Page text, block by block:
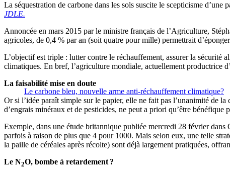
La séquestration de carbone dans les sols suscite le scepticisme
JDLE.
Annoncée en mars 2015 par le ministre français de l’Agriculture,
agricoles, de 0,4 % par an (soit quatre pour mille) permettrait
L’objectif est triple : lutter contre le réchauffement, assurer la sécurité
climatiques. En bref, l’agriculture mondiale, actuellement productrice
Le carbone bleu, nouvelle arme anti-réchauffement climatique?
La faisabilité mise en doute
Or si l’idée paraît simple sur le papier, elle ne fait pas l’unanimité de
d’engrais minéraux et de pesticides, ne peut a priori qu’être
Exemple, dans une étude britannique publiée mercredi 28 février
parfois à raison de plus que 4 pour 1000. Mais selon eux, une telle
la paille de céréales après récolte) sont déjà largement pratiquées,
Le N2O, bombe à retardement ?